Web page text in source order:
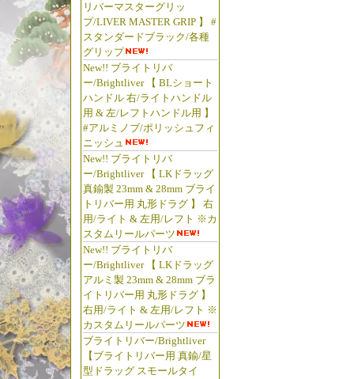
リバーマスターグリッ
プ/LIVER MASTER GRIP 】 #
スタンダードブラック/各種
グリップ
New!! ブライトリバ
ー/Brightliver 【 BLショート
ハンドル 右/ライトハンドル
用 & 左/レフトハンドル用 】
#アルミノブ/ポリッシュフィ
ニッシュ
New!! ブライトリバ
ー/Brightliver 【 LKドラッグ
真鍮製 23mm & 28mm ブライ
トリバー用 丸形ドラグ 】 右
用/ライト & 左用/レフト ※カ
スタムリールパーツ
New!! ブライトリバ
ー/Brightliver 【 LKドラッグ
アルミ製 23mm & 28mm ブラ
イトリバー用 丸形ドラグ 】
右用/ライト & 左用/レフト ※
カスタムリールパーツ
ブライトリバー/Brightliver
【ブライトリバー用 真鍮/星
型ドラッグ スモールタイ